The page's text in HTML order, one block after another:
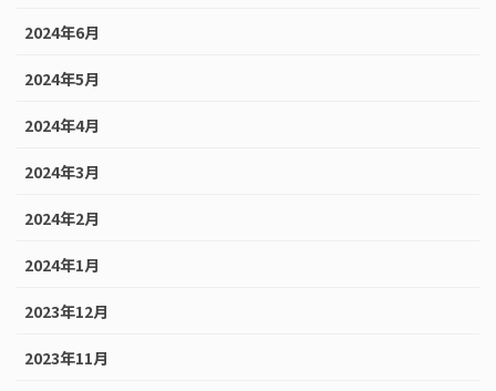
2024年6月
2024年5月
2024年4月
2024年3月
2024年2月
2024年1月
2023年12月
2023年11月